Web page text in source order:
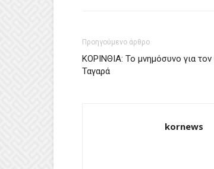
Προηγούμενο άρθρο
ΚΟΡΙΝΘΙΑ: Το μνημόσυνο για
Ταγαρά
kornews